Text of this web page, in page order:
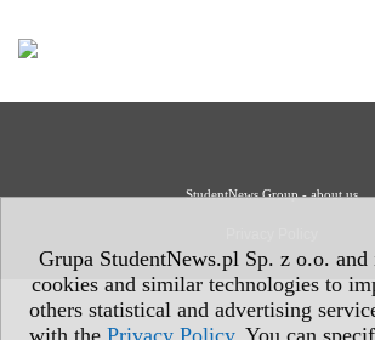
Grupa StudentNews.pl Sp. z o.o. and
cookies and similar technologies to
others statistical and advertising
with the Privacy Policy. You can
StudentNews Group - about us